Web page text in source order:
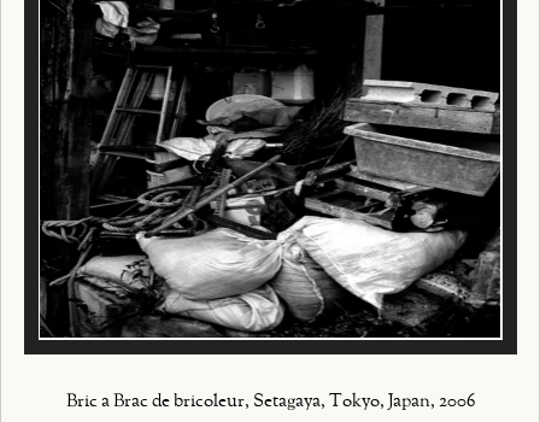
Bric a Brac de bricoleur, Setagaya, Tokyo, Japan, 2006